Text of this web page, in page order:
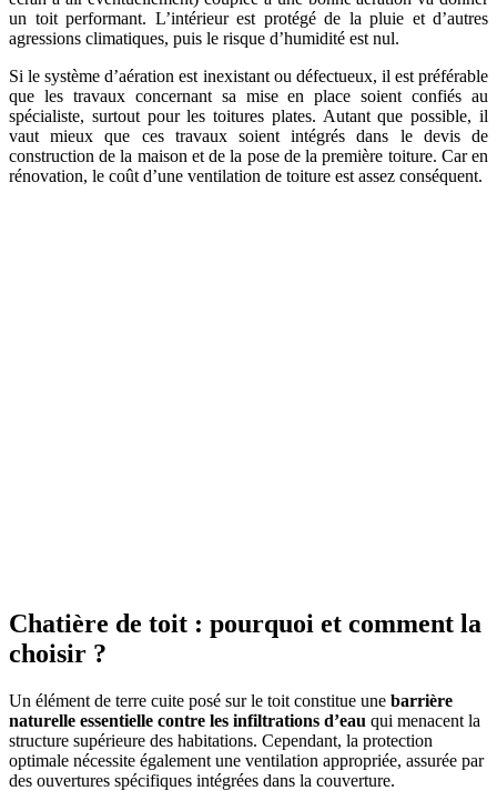
un toit performant. L’intérieur est protégé de la pluie et d’autres
agressions climatiques, puis le risque d’humidité est nul.
Si le système d’aération est inexistant ou défectueux, il est préférable
que les travaux concernant sa mise en place soient confiés au
spécialiste, surtout pour les toitures plates. Autant que possible, il
vaut mieux que ces travaux soient intégrés dans le devis de
construction de la maison et de la pose de la première toiture. Car en
rénovation, le coût d’une ventilation de toiture est assez conséquent.
Chatière de toit : pourquoi et comment la
choisir ?
Un élément de terre cuite posé sur le toit constitue une barrière
naturelle essentielle contre les infiltrations d’eau qui menacent la
structure supérieure des habitations. Cependant, la protection
optimale nécessite également une ventilation appropriée, assurée par
des ouvertures spécifiques intégrées dans la couverture.